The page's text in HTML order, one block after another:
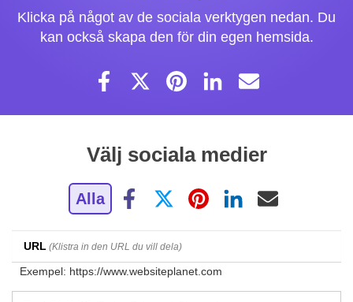
Klicka på något av de sociala verktygen nedan. Du
kan också skapa den för din egen hemsida.
Välj sociala medier
Alla
URL (Klistra in den URL du vill dela)
Exempel: https://www.websiteplanet.com